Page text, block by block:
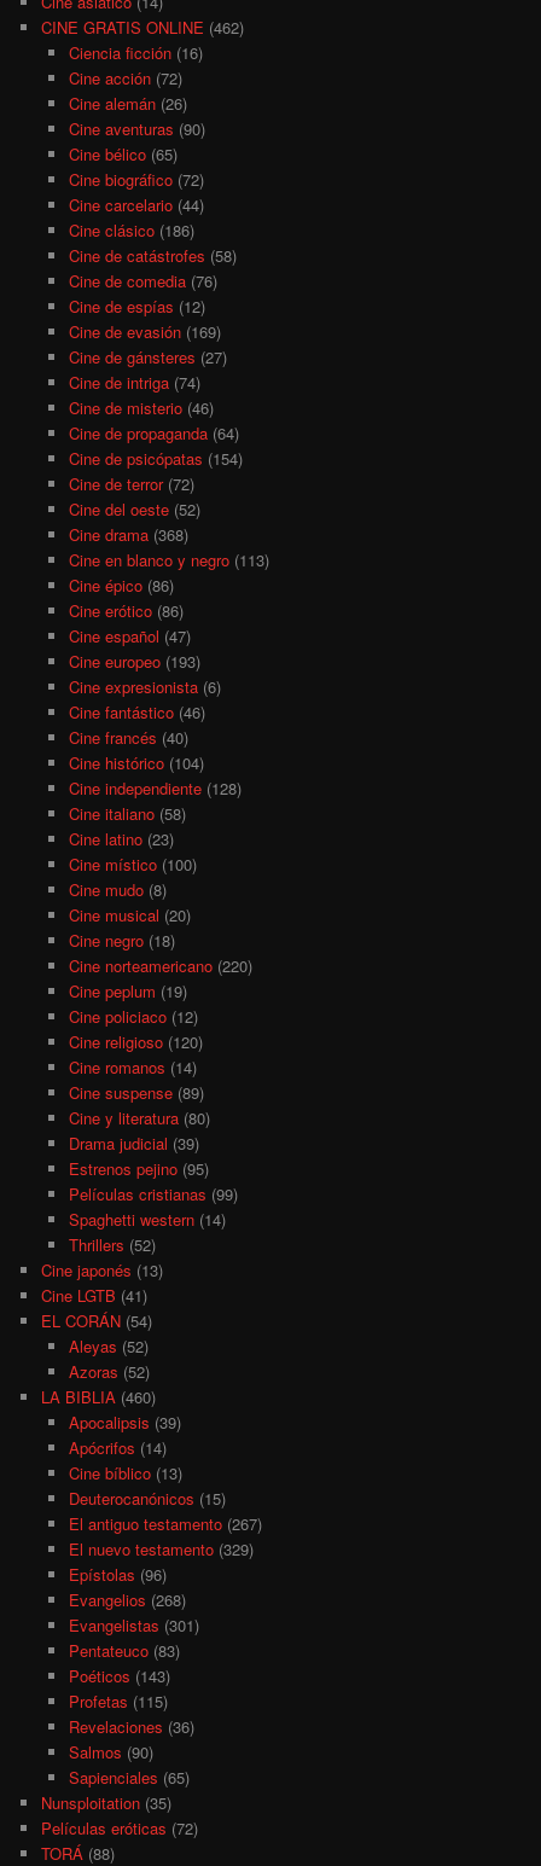
CINE GRATIS ONLINE (462)
Ciencia ficción(16)
Cine acción(72)
Cine alemán(26)
Cine aventuras (90)
Cine bélico(65)
Cine biográfico(72)
Cine carcelario(44)
Cine clásico(186)
Cine de catástrofes (58)
Cine de comedia(76)
Cine de espías (12)
Cine de evasión(169)
Cine de gánsteres (27)
Cine de intriga(74)
Cine de misterio(46)
Cine de propaganda(64)
Cine de psicópatas (154)
Cine de terror(72)
Cine del oeste(52)
Cine drama(368)
Cine en blanco y negro(113)
Cine épico(86)
Cine erótico(86)
Cine español (47)
Cine europeo(193)
Cine expresionista(6)
Cine fantástico(46)
Cine francés (40)
Cine histórico(104)
Cine independiente(128)
Cine italiano(58)
Cine latino(23)
Cine místico(100)
Cine mudo(8)
Cine musical (20)
Cine negro(18)
Cine norteamericano(220)
Cine peplum (19)
Cine policiaco(12)
Cine religioso(120)
Cine romanos (14)
Cine suspense(89)
Cine y literatura(80)
Drama judicial (39)
Estrenos pejino(95)
Películas cristianas (99)
Spaghetti western(14)
Thrillers (52)
Cine japonés (13)
Cine LGTB (41)
EL CORÁN (54)
Aleyas (52)
Azoras (52)
LA BIBLIA (460)
Apocalipsis (39)
Apócrifos (14)
Cine bíblico(13)
Deuterocanónicos (15)
El antiguo testamento(267)
El nuevo testamento(329)
Epístolas (96)
Evangelios (268)
Evangelistas (301)
Pentateuco(83)
Poéticos (143)
Profetas (115)
Revelaciones (36)
Salmos (90)
Sapienciales (65)
Nunsploitation (35)
Películas eróticas (72)
TORÁ (88)